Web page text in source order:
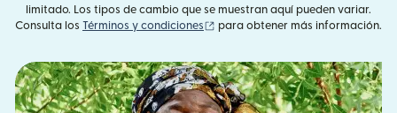
limitado. Los tipos de cambio que se muestran aquí pueden variar.
Consulta los Términos y condiciones (se abre en una ventana nueva)
para obtener más información.